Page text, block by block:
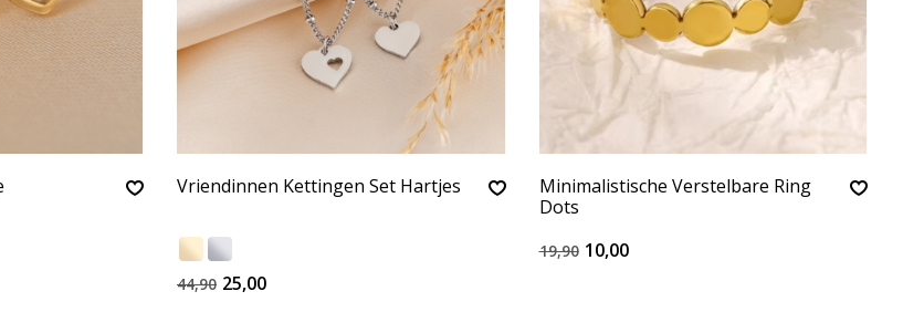
Vriendinnen Kettingen Set Hartjes
44,90 25,00
Minimalistische Verstelbare Ring
Dots
19,90 10,00